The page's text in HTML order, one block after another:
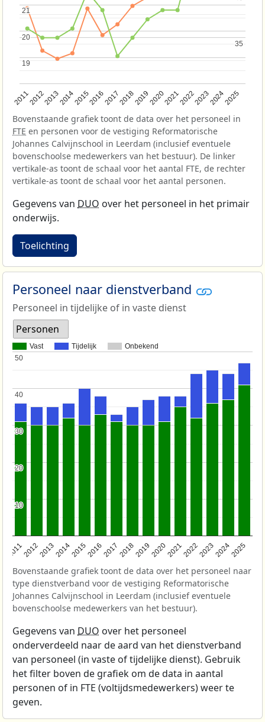
201120122013201420152016201720182019202020212022202320242025
19
19
20
20
21
21
35
35
Bovenstaande grafiek toont de data over het personeel in
FTE en personen voor de vestiging Reformatorische
Johannes Calvijnschool in Leerdam (inclusief eventuele
bovenschoolse medewerkers van het bestuur). De linker
vertikale-as toont de schaal voor het aantal FTE, de rechter
vertikale-as toont de schaal voor het aantal personen.
Gegevens van DUO over het personeel in het primair
onderwijs.
Toelichting
Personeel naar dienstverband
Personeel in tijdelijke of in vaste dienst
Personen
Vast Tijdelijk Onbekend
201120122013201420152016201720182019202020212022202320242025
10
10
20
20
30
30
40
40
50
50
Bovenstaande grafiek toont de data over het personeel naar
type dienstverband voor de vestiging Reformatorische
Johannes Calvijnschool in Leerdam (inclusief eventuele
bovenschoolse medewerkers van het bestuur).
Gegevens van DUO over het personeel
onderverdeeld naar de aard van het dienstverband
van personeel (in vaste of tijdelijke dienst). Gebruik
het filter boven de grafiek om de data in aantal
personen of in FTE (voltijdsmedewerkers) weer te
geven.